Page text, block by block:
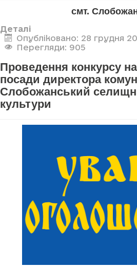
смт.
Деталі
Опубліковано: 28 грудня
Перегляди: 905
Проведення конкурсу
посади директора
Слобожанський
культури